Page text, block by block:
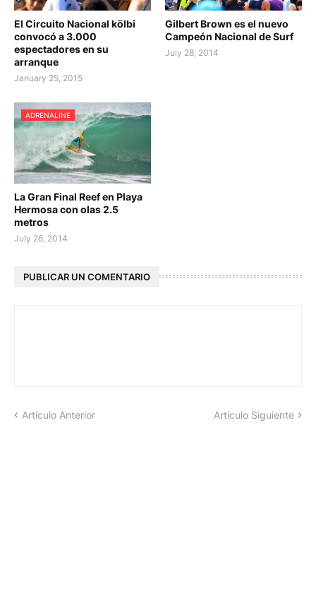
El Circuito Nacional kölbi
convocó a 3.000
espectadores en su
arranque
January 25, 2015
Gilbert Brown es el nuevo
Campeón Nacional de Surf
July 28, 2014
ADRENALINE
La Gran Final Reef en Playa
Hermosa con olas 2.5
metros
July 26, 2014
PUBLICAR UN COMENTARIO
Artículo Anterior Artículo Siguiente